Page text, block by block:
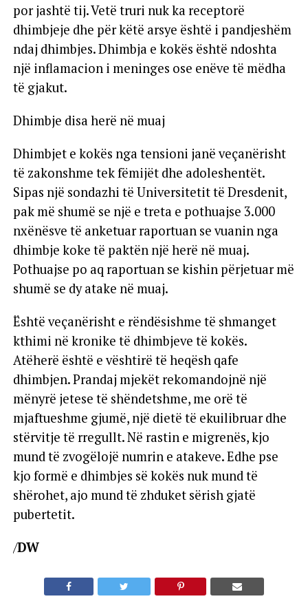
por jashtë tij. Vetë truri nuk ka receptorë
dhimbjeje dhe për këtë arsye është i pandjeshëm
ndaj dhimbjes. Dhimbja e kokës është ndoshta
një inflamacion i meninges ose enëve të mëdha
të gjakut.
Dhimbje disa herë në muaj
Dhimbjet e kokës nga tensioni janë veçanërisht
të zakonshme tek fëmijët dhe adoleshentët.
Sipas një sondazhi të Universitetit të Dresdenit,
pak më shumë se një e treta e pothuajse 3.000
nxënësve të anketuar raportuan se vuanin nga
dhimbje koke të paktën një herë në muaj.
Pothuajse po aq raportuan se kishin përjetuar më
shumë se dy atake në muaj.
Është veçanërisht e rëndësishme të shmanget
kthimi në kronike të dhimbjeve të kokës.
Atëherë është e vështirë të heqësh qafe
dhimbjen. Prandaj mjekët rekomandojnë një
mënyrë jetese të shëndetshme, me orë të
mjaftueshme gjumë, një dietë të ekuilibruar dhe
stërvitje të rregullt. Në rastin e migrenës, kjo
mund të zvogëlojë numrin e atakeve. Edhe pse
kjo formë e dhimbjes së kokës nuk mund të
shërohet, ajo mund të zhduket sërish gjatë
pubertetit.
/DW